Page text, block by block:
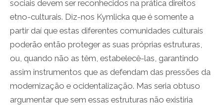
sociais devem ser reconhecidos na prática direitos
etno-culturais. Diz-nos Kymlicka que é somente a
partir daí que estas diferentes comunidades culturais
poderão então proteger as suas próprias estruturas,
ou, quando não as têm, estabelecê-las, garantindo
assim instrumentos que as defendam das pressões da
modernização e ocidentalização. Mas seria obtuso
argumentar que sem essas estruturas não existiria